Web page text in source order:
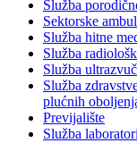
Služba
Sektorske
Služba hitne
Služba
Služba
Služba
plućnih
Previjalište
Služba